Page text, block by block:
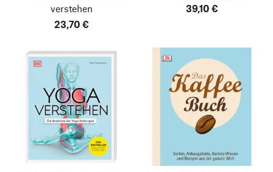
verstehen
23,70 €
39,10 €